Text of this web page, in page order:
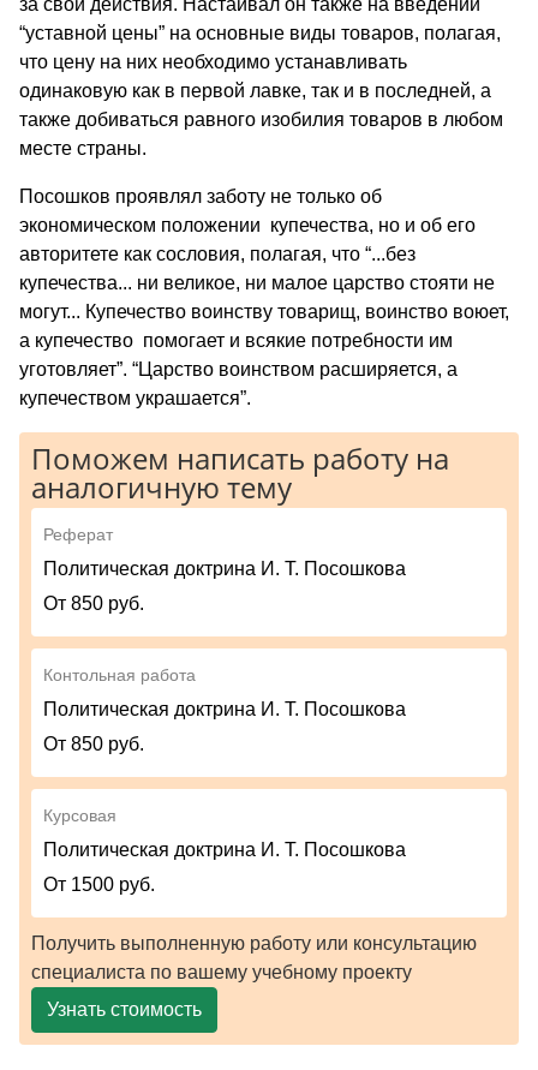
“уставной цены” на основные виды товаров, полагая,
что цену на них необходимо устанавливать
одинаковую как в первой лавке, так и в последней, а
также добиваться равного изобилия товаров в любом
месте страны.
Посошков проявлял заботу не только об
экономическом положении купечества, но и об его
авторитете как сословия, полагая, что “...без
купечества... ни великое, ни малое царство стояти не
могут... Купечество воинству товарищ, воинство воюет,
а купечество помогает и всякие потребности им
уготовляет”. “Царство воинством расширяется, а
купечеством украшается”.
Поможем написать работу на
аналогичную тему
Реферат
Политическая доктрина И. Т. Посошкова
От 850 руб.
Контольная работа
Политическая доктрина И. Т. Посошкова
От 850 руб.
Курсовая
Политическая доктрина И. Т. Посошкова
От 1500 руб.
Получить выполненную работу или консультацию
специалиста по вашему учебному проекту
Узнать стоимость